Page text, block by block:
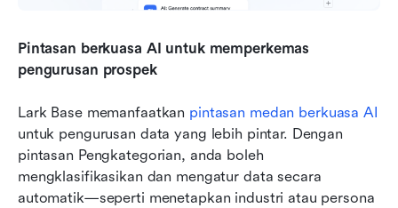
Pintasan berkuasa AI untuk memperkemas
pengurusan prospek
Lark Base memanfaatkan pintasan medan berkuasa AI
untuk pengurusan data yang lebih pintar. Dengan
pintasan Pengkategorian, anda boleh
mengklasifikasikan dan mengatur data secara
automatik—seperti menetapkan industri atau persona